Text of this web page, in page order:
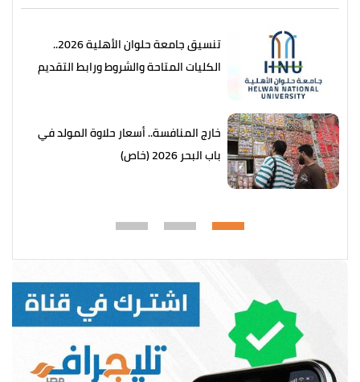
تنسيق جامعة حلوان الأهلية 2026..
الكليات المتاحة والشروط ورابط التقديم
خارج المنافسة.. أسعار حلاوة المولد في
باب البحر 2026 (خاص)